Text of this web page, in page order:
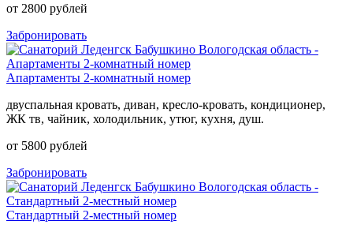
от 2800 рублей
Забронировать
Апартаменты 2-комнатный номер
двуспальная кровать, диван, кресло-кровать, кондиционер,
ЖК тв, чайник, холодильник, утюг, кухня, душ.
от 5800 рублей
Забронировать
Стандартный 2-местный номер